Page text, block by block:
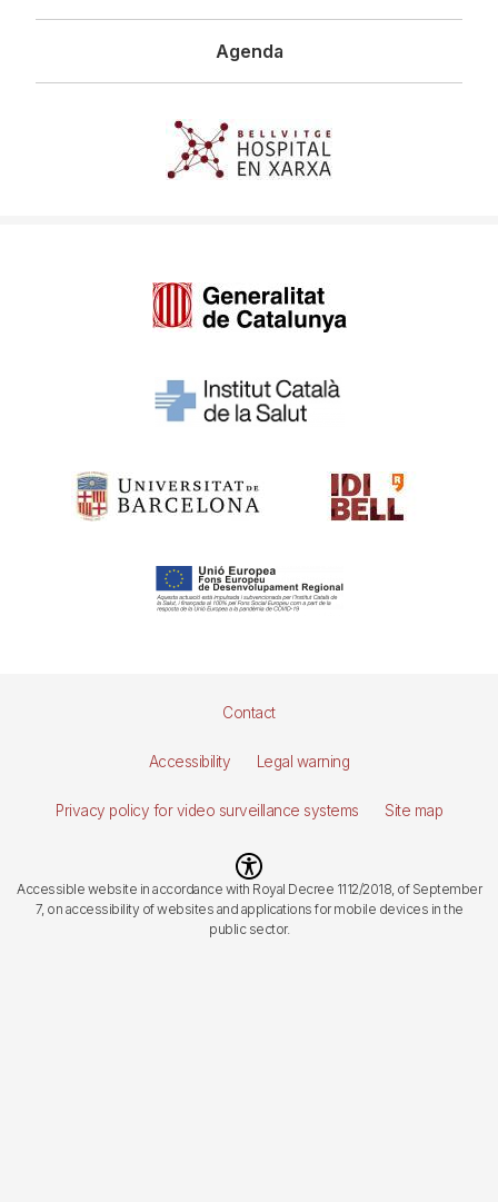
Agenda
Contact
Accessibility Legal warning
Privacy policy for video surveillance systems Site map
Imagen
Accessible website in accordance with Royal Decree 1112/2018, of September
7, on accessibility of websites and applications for mobile devices in the
public sector.